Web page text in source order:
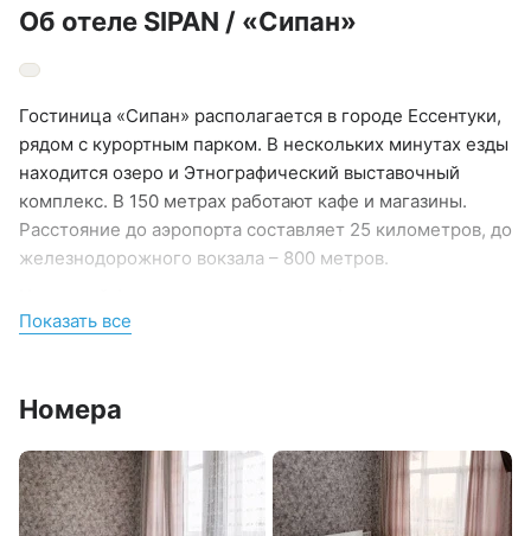
Об отеле SIPAN / «Сипан»
Гостиница «Сипан» располагается в городе Ессентуки,
рядом с курортным парком. В нескольких минутах езды
находится озеро и Этнографический выставочный
комплекс. В 150 метрах работают кафе и магазины.
Расстояние до аэропорта составляет 25 километров, до
железнодорожного вокзала – 800 метров.
располагается в 2-этажном здании. Комнаты полностью
современной сантехникой, есть фен, чтобы высушить
высокоскоростной интернет. Крупногабаритные вещи
можно сдать в камеру хранения багажа. На территории
отеля организована парковка для приезжих на машине.
Показать все
Номера